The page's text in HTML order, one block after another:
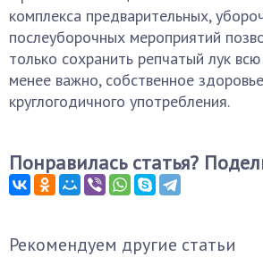
комплекса предварительных,
послеуборочных мероприятий
только сохранить репчатый лук
менее важно, собственное
круглогодичного употребления.
Понравилась статья?
Рекомендуем другие статьи